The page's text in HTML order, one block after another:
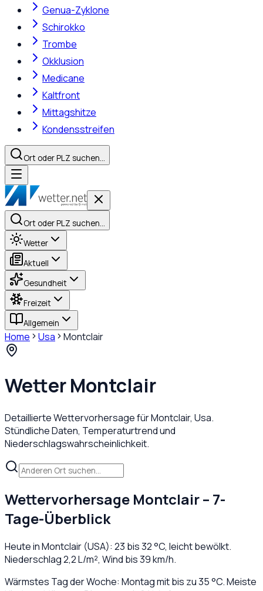
Genua-Zyklone
Schirokko
Trombe
Okklusion
Medicane
Kaltfront
Mittagshitze
Kondensstreifen
Ort oder PLZ suchen…
Ort oder PLZ suchen…
Wetter
Aktuell
Gesundheit
Freizeit
Allgemein
Home Usa Montclair
WetterMontclair
Detaillierte Wettervorhersage fürMontclair, Usa.
Stündliche Daten, Temperaturtrend und
Niederschlagswahrscheinlichkeit.
Wettervorhersage Montclair– 7-
Tage-Überblick
Heute inMontclair (USA): 23 bis32°C, leicht bewölkt.
Niederschlag2,2L/m², Wind bis39km/h.
Wärmstes Tag der Woche: Montag mit bis zu 35 °C. Meiste